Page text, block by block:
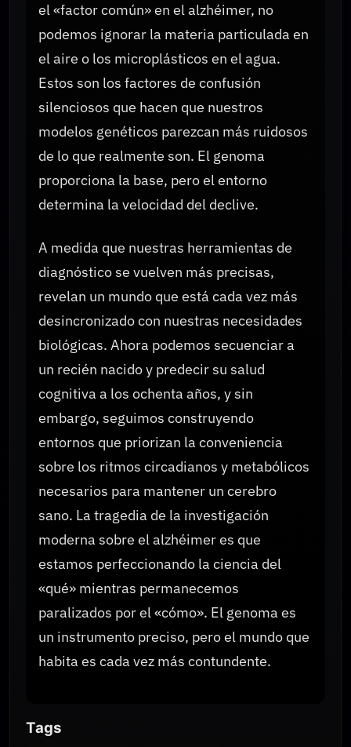
el «factor común» en el alzhéimer, no
podemos ignorar la materia particulada en
el aire o los microplásticos en el agua.
Estos son los factores de confusión
silenciosos que hacen que nuestros
modelos genéticos parezcan más ruidosos
de lo que realmente son. El genoma
proporciona la base, pero el entorno
determina la velocidad del declive.
A medida que nuestras herramientas de
diagnóstico se vuelven más precisas,
revelan un mundo que está cada vez más
desincronizado con nuestras necesidades
biológicas. Ahora podemos secuenciar a
un recién nacido y predecir su salud
cognitiva a los ochenta años, y sin
embargo, seguimos construyendo
entornos que priorizan la conveniencia
sobre los ritmos circadianos y metabólicos
necesarios para mantener un cerebro
sano. La tragedia de la investigación
moderna sobre el alzhéimer es que
estamos perfeccionando la ciencia del
«qué» mientras permanecemos
paralizados por el «cómo». El genoma es
un instrumento preciso, pero el mundo que
habita es cada vez más contundente.
Tags